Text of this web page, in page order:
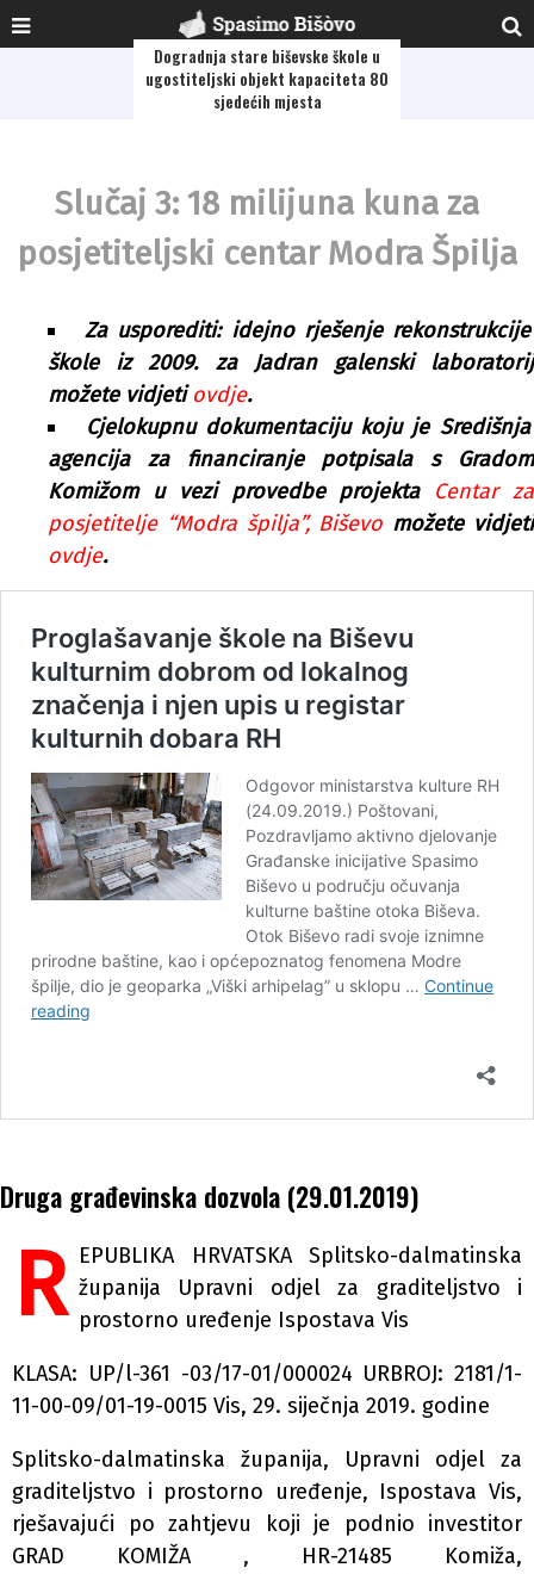
Dogradnja stare biševske škole u
ugostiteljski objekt kapaciteta 80
sjedećih mjesta
Slučaj 3: 18 milijuna kuna za
posjetiteljski centar Modra Špilja
Za usporediti: idejno rješenje rekonstrukcije
škole iz 2009. za Jadran galenski laboratorij
možete vidjetiovdje.
Cjelokupnu dokumentaciju koju je Središnja
agencija za financiranje potpisala s Gradom
Komižom u vezi provedbe projekta Centar za
posjetitelje “Modra špilja”, Biševo možete vidjeti
ovdje.
Druga građevinska dozvola (29.01.2019)
R EPUBLIKA HRVATSKA Splitsko-dalmatinska
županija Upravni odjel za graditeljstvo i
prostorno uređenje Ispostava Vis
KLASA: UP/l-361 -03/17-01/000024 URBROJ: 2181/1-
11-00-09/01-19-0015 Vis, 29. siječnja 2019. godine
Splitsko-dalmatinska županija, Upravni odjel za
graditeljstvo i prostorno uređenje, Ispostava Vis,
rješavajući po zahtjevu koji je podnio investitor
GRAD KOMIŽA , HR-21485 Komiža,